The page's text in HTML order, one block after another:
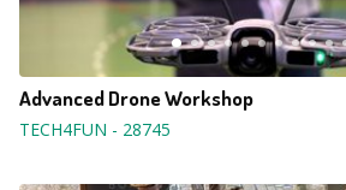
Advanced Drone Workshop
TECH4FUN - 28745